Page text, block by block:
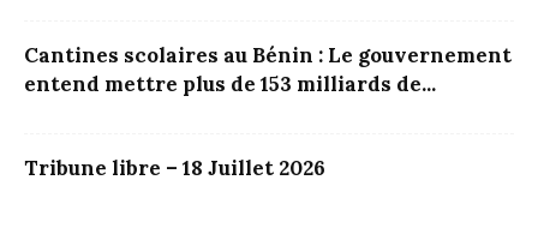
Cantines scolaires au Bénin : Le gouvernement
entend mettre plus de 153 milliards de...
Tribune libre – 18 Juillet 2026